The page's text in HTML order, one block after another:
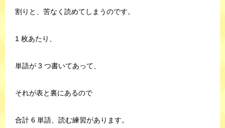
割りと、苦なく読めてしまうのです。
1 枚あたり、
単語が 3 つ書いてあって、
それが表と裏にあるので
合計 6 単語、読む練習があります。